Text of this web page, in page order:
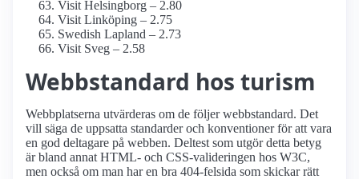
Visit Helsingborg – 2.80
Visit Linköping – 2.75
Swedish Lapland – 2.73
Visit Sveg – 2.58
Webbstandard hos turism
Webbplatserna utvärderas om de följer webbstandard. Det
vill säga de uppsatta standarder och konventioner för att vara
en god deltagare på webben. Deltest som utgör detta betyg
är bland annat HTML- och CSS-valideringen hos W3C,
men också om man har en bra 404-felsida som skickar rätt